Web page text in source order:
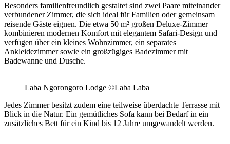
Besonders familienfreundlich gestaltet sind zwei Paare miteinander
verbundener Zimmer, die sich ideal für Familien oder gemeinsam
reisende Gäste eignen. Die etwa 50 m² großen Deluxe-Zimmer
kombinieren modernen Komfort mit elegantem Safari-Design und
verfügen über ein kleines Wohnzimmer, ein separates
Ankleidezimmer sowie ein großzügiges Badezimmer mit
Badewanne und Dusche.
Laba Ngorongoro Lodge ©Laba Laba
Jedes Zimmer besitzt zudem eine teilweise überdachte Terrasse mit
Blick in die Natur. Ein gemütliches Sofa kann bei Bedarf in ein
zusätzliches Bett für ein Kind bis 12 Jahre umgewandelt werden.